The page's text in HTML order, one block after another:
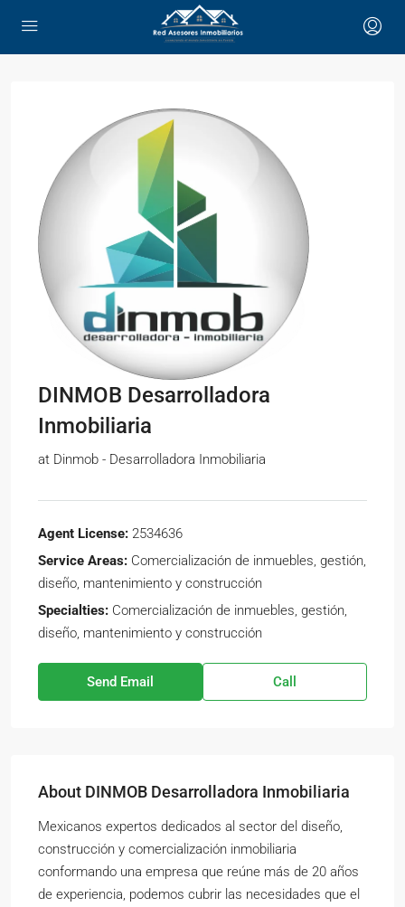
DINMOB Desarrolladora
Inmobiliaria
at Dinmob - Desarrolladora Inmobiliaria
Agent License: 2534636
Service Areas: Comercialización de inmuebles, gestión,
diseño, mantenimiento y construcción
Specialties: Comercialización de inmuebles, gestión,
diseño, mantenimiento y construcción
Send Email Call
About DINMOB Desarrolladora Inmobiliaria
Mexicanos expertos dedicados al sector del diseño,
construcción y comercialización inmobiliaria
conformando una empresa que reúne más de 20 años
de experiencia, podemos cubrir las necesidades que el